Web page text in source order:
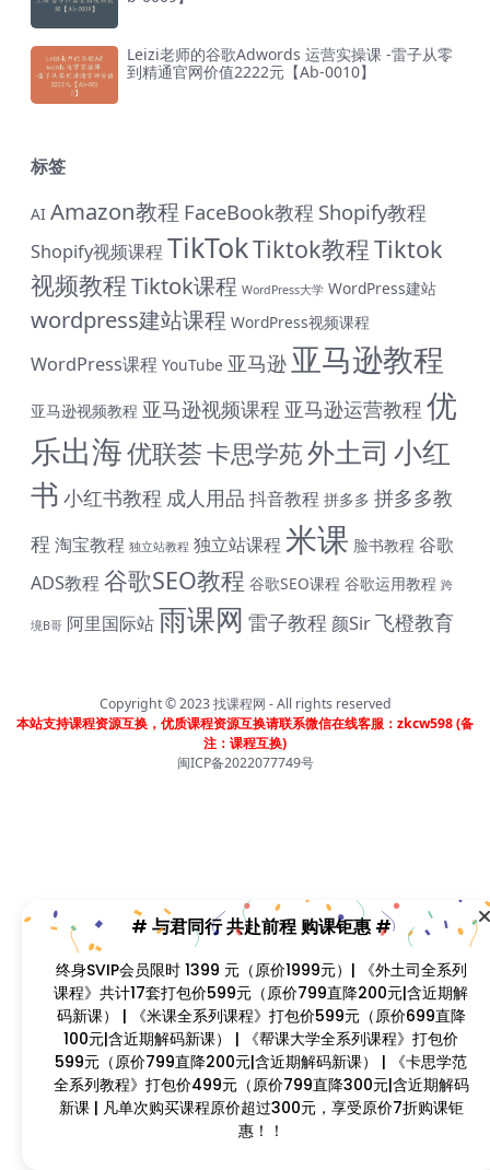
Leizi老师的谷歌Adwords 运营实操课 -雷子从零
到精通官网价值2222元【Ab-0010】
标签
AI Amazon教程 FaceBook教程 Shopify教程
Shopify视频课程 TikTokTiktok教程Tiktok
视频教程Tiktok课程 WordPress大学 WordPress建站
wordpress建站课程 WordPress视频课程
WordPress课程 YouTube 亚马逊 亚马逊教程
亚马逊视频教程 亚马逊视频课程 亚马逊运营教程 优
乐出海优联荟卡思学苑外土司 小红
书 小红书教程 成人用品 抖音教程 拼多多 拼多多教
程 淘宝教程 独立站教程 独立站课程 米课 脸书教程 谷歌
ADS教程 谷歌SEO教程 谷歌SEO课程 谷歌运用教程 跨
境B哥 阿里国际站雨课网 雷子教程 颜Sir飞橙教育
Copyright © 2023找课程网 - All rights reserved
本站支持课程资源互换，优质课程资源互换请联系微信在线客服：zkcw598 (备
注：课程互换)
闽ICP备2022077749号
# 与君同行 共赴前程 购课钜惠 #
终身SVIP会员限时 1399 元（原价1999元）| 《外土司全系
列课程》共计17套打包价599元（原价799直降200元|含
程》打包价599元（原价799直降200元|含近期解码新
课） | 《卡思学范全系列教程》打包价499元（原价799直
降300元|含近期解码新课 | 凡单次购买课程原价超过300
元，享受原价7折购课钜惠！！